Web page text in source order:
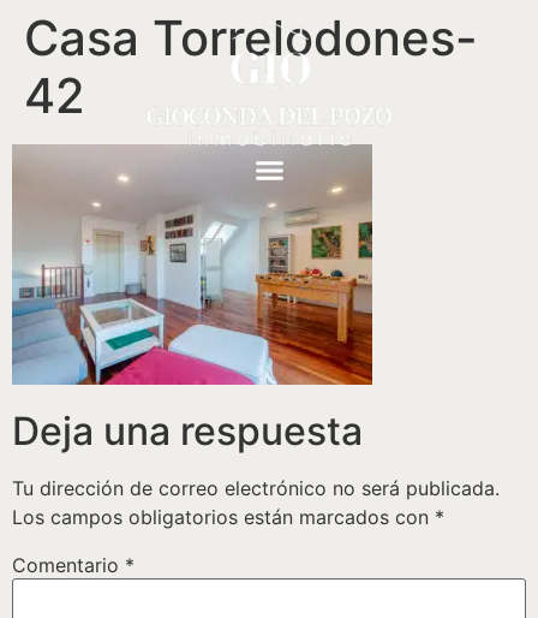
Casa Torrelodones-
42
Deja una respuesta
Tu dirección de correo electrónico no será publicada.
Los campos obligatorios están marcados con *
Comentario *